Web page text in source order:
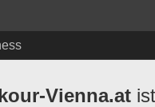
Vienna.at